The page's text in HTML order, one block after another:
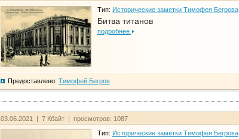
Тип: Исторические заметки Тимофея Бегрова
Битва титанов
подробнее
Предоставлено: Тимофей Бегров
03.06.2021 | 7 Кбайт | просмотров: 1087
Тип: Исторические заметки Тимофея Бегрова